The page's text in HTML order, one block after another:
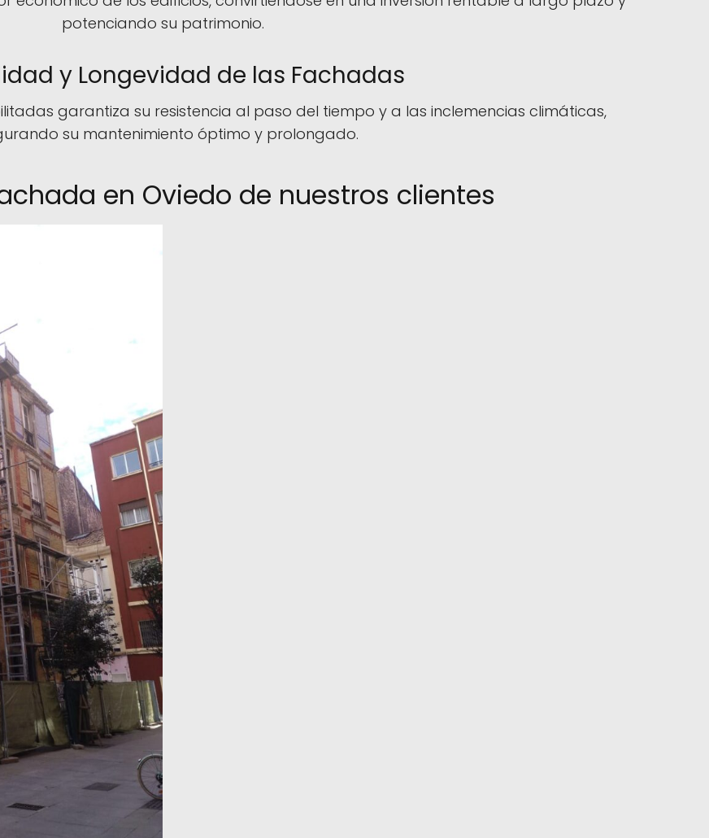
potenciando su patrimonio.
y Longevidad de las Fachadas
garantiza su resistencia al paso del tiempo y a las inclemencias climáticas,
su mantenimiento óptimo y prolongado.
en Oviedo de nuestros clientes